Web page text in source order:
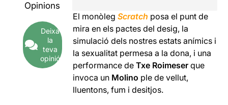
Opinions
Deixa
la
teva
opinió
El monòlegScratch posa el punt de
mira en els pactes del desig, la
simulació dels nostres estats anímics i
la sexualitat permesa a la dona, i una
performance deTxe Roimeser que
invoca un Molino ple de vellut,
lluentons, fum i desitjos.